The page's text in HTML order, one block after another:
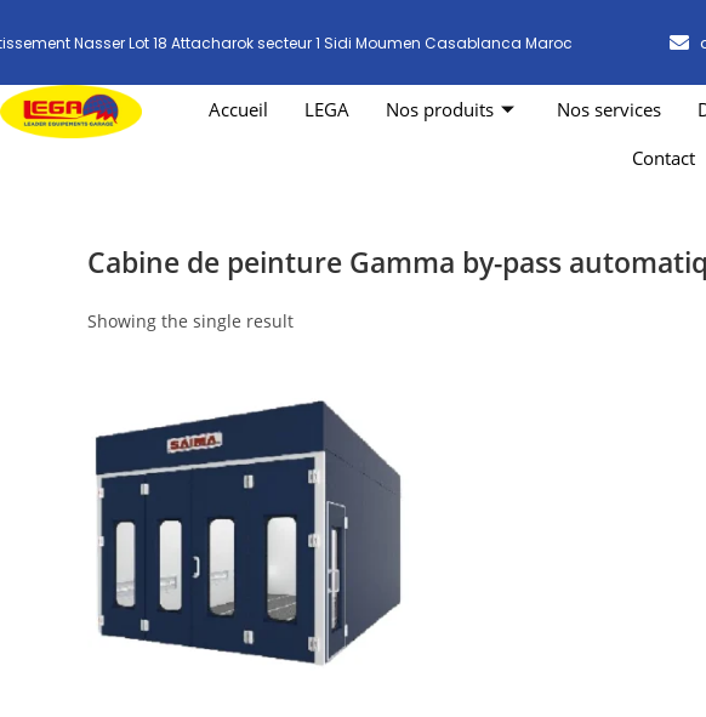
Nasser Lot 18 Attacharok secteur 1 Sidi Moumen Casablanca Maroc
Accueil LEGA Nos produits Nos services
Contact
Cabine de peinture Gamma by-pass
Showing the single result